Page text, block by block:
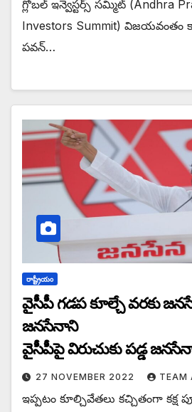
గ్లోబల్ ఇన్వెస్టర్స్ సమ్మిట్ (Andhra
Investors Summit)
పవన్…
రాష్ట్రీయం
వైసీపీ గడప కూల్చే వరకు
జనసేనాని
వైసీపీపై విరుచుకు పడ్డ
27 NOVEMBER 2022 TEAM
ఇప్పటం కూల్చివేతలు కచ్చితంగా కక్ష